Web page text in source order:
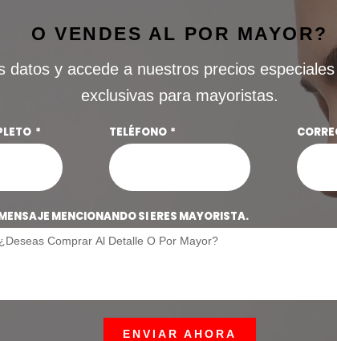
O VENDES AL POR MAYOR?
datos y accede a nuestros precios
exclusivas para mayoristas.
TELÉFONO
MENCIONANDO SI ERES MAYORISTA.
ENVIAR AHORA